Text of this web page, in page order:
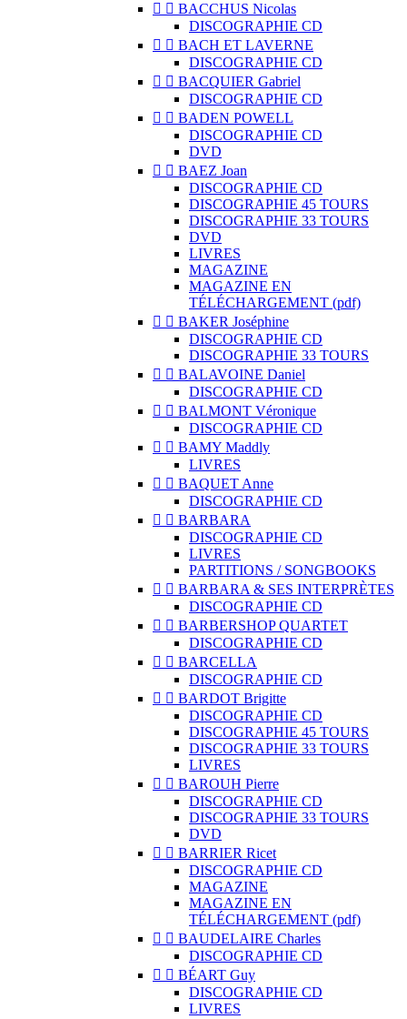
  BACCHUS Nicolas
DISCOGRAPHIE CD
  BACH ET LAVERNE
DISCOGRAPHIE CD
  BACQUIER Gabriel
DISCOGRAPHIE CD
  BADEN POWELL
DISCOGRAPHIE CD
DVD
  BAEZ Joan
DISCOGRAPHIE CD
DISCOGRAPHIE 45 TOURS
DISCOGRAPHIE 33 TOURS
DVD
LIVRES
MAGAZINE
MAGAZINE EN
TÉLÉCHARGEMENT (pdf)
  BAKER Joséphine
DISCOGRAPHIE CD
DISCOGRAPHIE 33 TOURS
  BALAVOINE Daniel
DISCOGRAPHIE CD
  BALMONT Véronique
DISCOGRAPHIE CD
  BAMY Maddly
LIVRES
  BAQUET Anne
DISCOGRAPHIE CD
  BARBARA
DISCOGRAPHIE CD
LIVRES
PARTITIONS / SONGBOOKS
  BARBARA & SES INTERPRÈTES
DISCOGRAPHIE CD
  BARBERSHOP QUARTET
DISCOGRAPHIE CD
  BARCELLA
DISCOGRAPHIE CD
  BARDOT Brigitte
DISCOGRAPHIE CD
DISCOGRAPHIE 45 TOURS
DISCOGRAPHIE 33 TOURS
LIVRES
  BAROUH Pierre
DISCOGRAPHIE CD
DISCOGRAPHIE 33 TOURS
DVD
  BARRIER Ricet
DISCOGRAPHIE CD
MAGAZINE
MAGAZINE EN
TÉLÉCHARGEMENT (pdf)
  BAUDELAIRE Charles
DISCOGRAPHIE CD
  BÉART Guy
DISCOGRAPHIE CD
LIVRES